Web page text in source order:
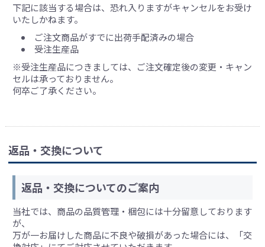
下記に該当する場合は、恐れ入りますがキャンセルをお受け
いたしかねます。
ご注文商品がすでに出荷手配済みの場合
受注生産品
※受注生産品につきましては、ご注文確定後の変更・キャン
セルは承っておりません。
何卒ご了承ください。
返品・交換について
返品・交換についてのご案内
当社では、商品の品質管理・梱包には十分留意しております
が、
万が一お届けした商品に不良や破損があった場合には、「交